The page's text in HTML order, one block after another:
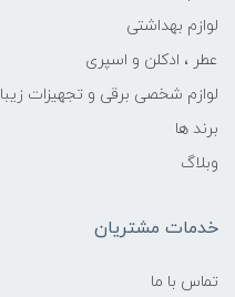
لوازم بهداشتی
عطر ، ادکلن و اسپری
لوازم شخصی برقی و تجهیزات
برند ها
وبلاگ
خدمات مشتریان
تماس با ما